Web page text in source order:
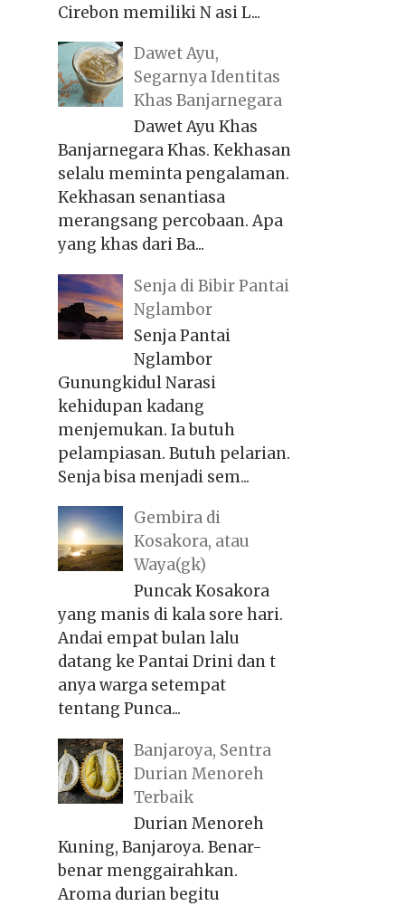
Cirebon memiliki N asi L...
Dawet Ayu,
Segarnya Identitas
Khas Banjarnegara
Dawet Ayu Khas
Banjarnegara Khas. Kekhasan
selalu meminta pengalaman.
Kekhasan senantiasa
merangsang percobaan. Apa
yang khas dari Ba...
Senja di Bibir Pantai
Nglambor
Senja Pantai
Nglambor
Gunungkidul Narasi
kehidupan kadang
menjemukan. Ia butuh
pelampiasan. Butuh pelarian.
Senja bisa menjadi sem...
Gembira di
Kosakora, atau
Waya(gk)
Puncak Kosakora
yang manis di kala sore hari.
Andai empat bulan lalu
datang ke Pantai Drini dan t
anya warga setempat
tentang Punca...
Banjaroya, Sentra
Durian Menoreh
Terbaik
Durian Menoreh
Kuning, Banjaroya. Benar-
benar menggairahkan.
Aroma durian begitu